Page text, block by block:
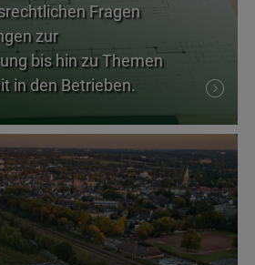
Fragen
zur
bis hin zu Themen
in den Betrieben.